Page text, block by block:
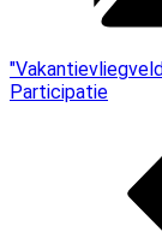
Categorieën
Participatie